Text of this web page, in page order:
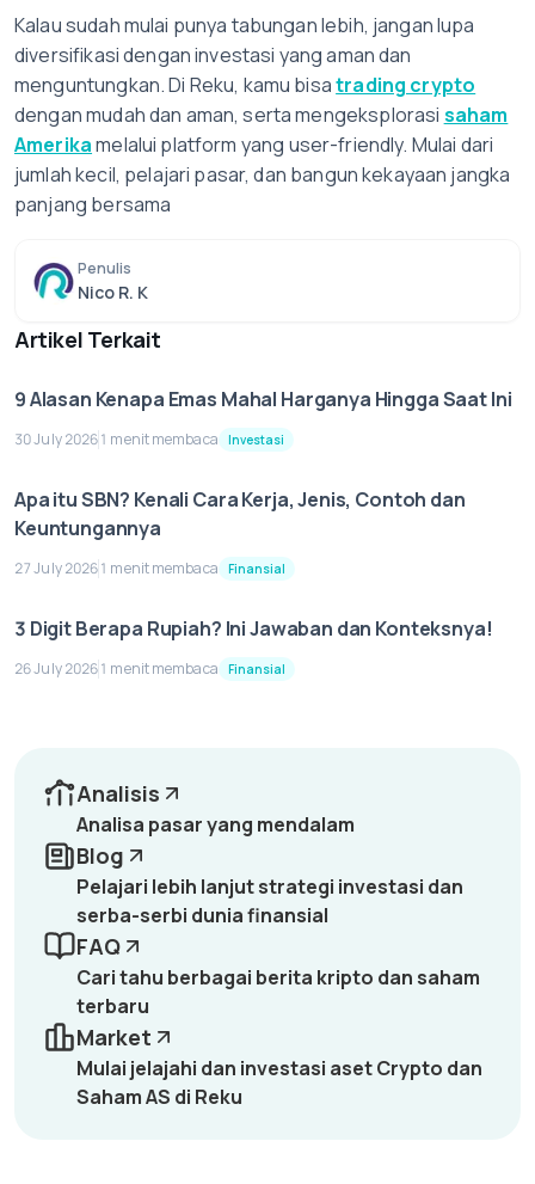
Kalau sudah mulai punya tabungan lebih, jangan lupa
diversifikasi dengan investasi yang aman dan
menguntungkan. Di Reku, kamu bisatrading crypto
dengan mudah dan aman, serta mengeksplorasi saham
Amerikamelalui platform yang user-friendly. Mulai dari
jumlah kecil, pelajari pasar, dan bangun kekayaan jangka
panjang bersama
Penulis
Nico R. K
Artikel Terkait
9 Alasan Kenapa Emas Mahal Harganya Hingga Saat Ini
30 July 20261 menit membaca Investasi
Apa itu SBN? Kenali Cara Kerja, Jenis, Contoh dan
Keuntungannya
27 July 20261 menit membaca Finansial
3 Digit Berapa Rupiah? Ini Jawaban dan Konteksnya!
26 July 20261 menit membaca Finansial
Analisis
Analisa pasar yang mendalam
Blog
Pelajari lebih lanjut strategi investasi dan
serba-serbi dunia finansial
FAQ
Cari tahu berbagai berita kripto dan saham
terbaru
Market
Mulai jelajahi dan investasi aset Crypto dan
Saham AS di Reku